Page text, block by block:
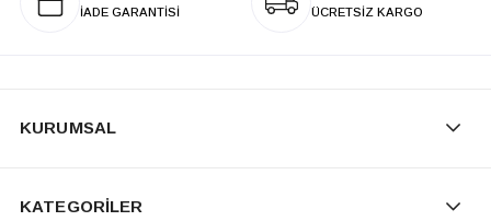
İADE GARANTİSİ
ÜCRETSİZ KARGO
KURUMSAL
KATEGORİLER